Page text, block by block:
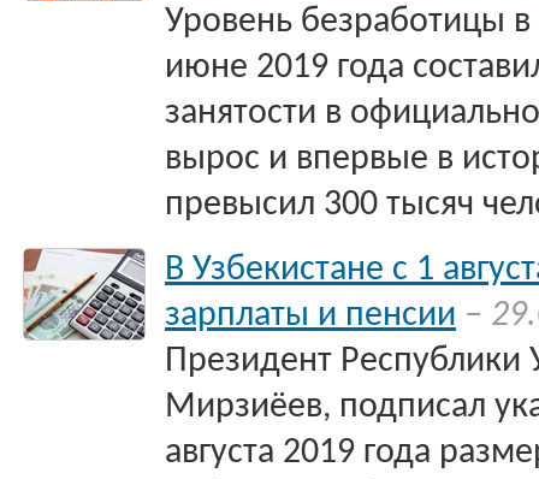
Уровень безработицы в
июне 2019 года
занятости в
вырос и впервые в
превысил 300 тысяч
В Узбекистане с 1
зарплаты и пенсии –
Президент Республики
Мирзиёев, подписал
августа 2019 года